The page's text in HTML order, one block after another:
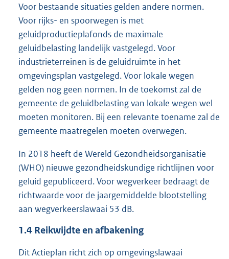
Voor bestaande situaties gelden andere normen.
Voor rijks- en spoorwegen is met
geluidproductieplafonds de maximale
geluidbelasting landelijk vastgelegd. Voor
industrieterreinen is de geluidruimte in het
omgevingsplan vastgelegd. Voor lokale wegen
gelden nog geen normen. In de toekomst zal de
gemeente de geluidbelasting van lokale wegen wel
moeten monitoren. Bij een relevante toename zal de
gemeente maatregelen moeten overwegen.
In 2018 heeft de Wereld Gezondheidsorganisatie
(WHO) nieuwe gezondheidskundige richtlijnen voor
geluid gepubliceerd. Voor wegverkeer bedraagt de
richtwaarde voor de jaargemiddelde blootstelling
aan wegverkeerslawaai 53 dB.
1.4 Reikwijdte en afbakening
Dit Actieplan richt zich op omgevingslawaai